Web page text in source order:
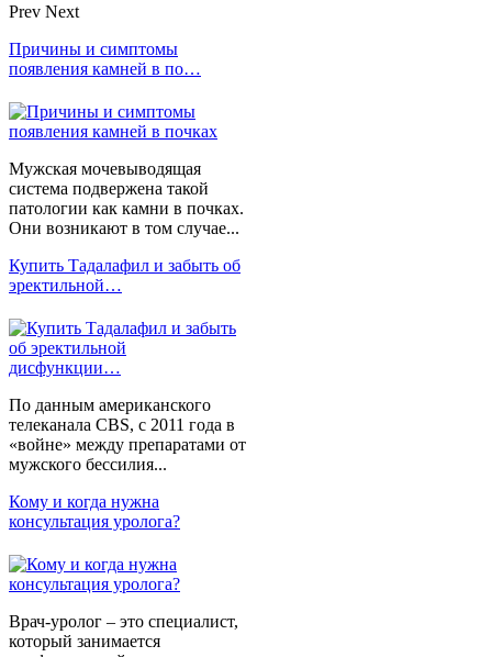
Prev Next
Причины и симптомы
появления камней в по…
Мужская мочевыводящая
система подвержена такой
патологии как камни в почках.
Они возникают в том случае...
Купить Тадалафил и забыть об
эректильной…
По данным американского
телеканала CBS, с 2011 года в
«войне» между препаратами от
мужского бессилия...
Кому и когда нужна
консультация уролога?
Врач-уролог – это специалист,
который занимается